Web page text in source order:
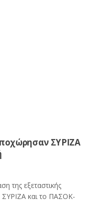
ΣΥΡΙΖΑ
της εξεταστικής
και το ΠΑΣΟΚ-